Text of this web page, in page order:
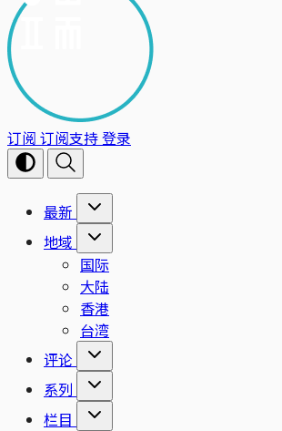
订阅 订阅支持登录
最新
地域
国际
大陆
香港
台湾
评论
系列
栏目